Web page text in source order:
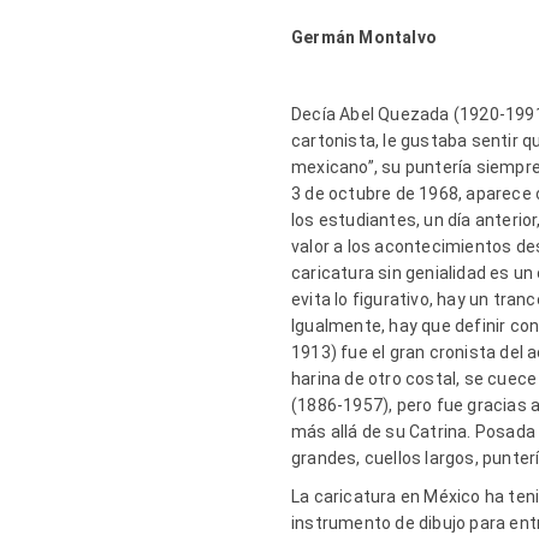
Germán Montalvo
Decía Abel Quezada (1920-
cartonista, le gustaba sentir
mexicano”, su puntería
3 de octubre de 1968,
los estudiantes, un día
valor a los acontecimientos
caricatura sin genialidad es un
evita lo figurativo, hay un
Igualmente, hay que definir
1913) fue el gran cronista del
harina de otro costal, se
(1886-1957), pero fue gracias
más allá de su Catrina.
grandes, cuellos largos,
La caricatura en México ha
instrumento de dibujo para